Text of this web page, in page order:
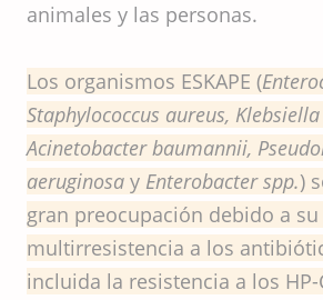
animales y las personas.
Los organismos ESKAPE (
Staphylococcus aureus,
Acinetobacter baumannii,
aeruginosa y Enterobacter spp.)
gran preocupación debido a
multirresistencia a los
incluida la resistencia a los HP-